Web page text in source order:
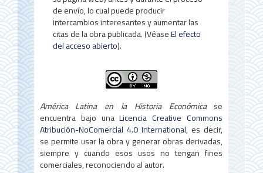
de envío, lo cual puede producir
intercambios interesantes y aumentar las
citas de la obra publicada. (VéaseEl efecto
del acceso abierto).
América Latina en la Historia Económicase
encuentra bajo unaLicencia Creative Commons
Atribución-NoComercial 4.0 International, es decir,
se permite usar la obra y generar obras derivadas,
siempre y cuando esos usos no tengan fines
comerciales, reconociendo al autor.